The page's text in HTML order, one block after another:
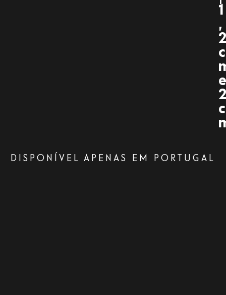
1
,
2
c
e
2
c
DISPONÍVEL APENAS EM PORTUGAL